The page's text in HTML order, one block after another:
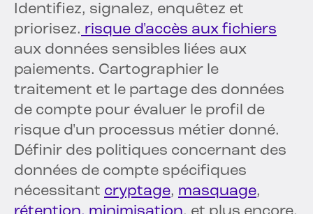
Identifiez, signalez, enquêtez et
priorisez. risque d'accès aux fichiers
aux données sensibles liées aux
paiements. Cartographier le
traitement et le partage des données
de compte pour évaluer le profil de
risque d'un processus métier donné.
Définir des politiques concernant des
données de compte spécifiques
nécessitant cryptage, masquage,